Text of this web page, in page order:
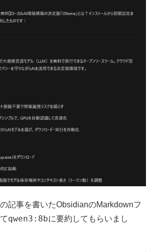
記事を書いたObsidianのMarkdownフ
qwen3:8bに要約してもらいまし